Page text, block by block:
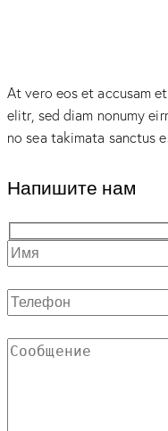
At vero eos et accusam
elitr, sed diam nonumy
no sea takimata sanctus
Напишите нам